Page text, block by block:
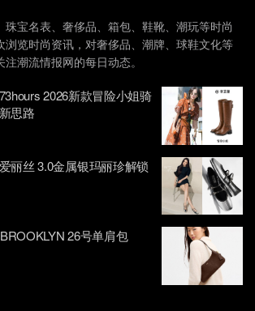
珠宝名表、奢侈品、箱包、鞋靴、潮玩等时尚
浏览时尚资讯，对奢侈品、潮牌、球鞋文化等
潮流情报网的每日动态。
2026新款冒险小姐骑
思路
丽丝 3.0金属银玛丽珍解锁
26号单肩包